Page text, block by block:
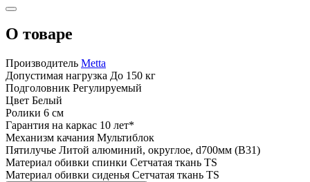
О товаре
Производитель Metta
Допустимая нагрузка До 150 кг
Подголовник Регулируемый
Цвет Белый
Ролики 6 см
Гарантия на каркас 10 лет*
Механизм качания Мультиблок
Пятилучье Литой алюминий, округлое, d700мм (B31)
Материал обивки спинки Сетчатая ткань TS
Материал обивки сиденья Сетчатая ткань TS